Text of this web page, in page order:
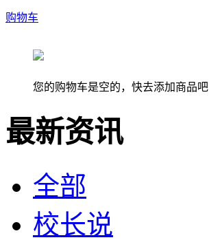
购物车
您的购物车是空的，快去添加商品吧
最新资讯
全部
校长说